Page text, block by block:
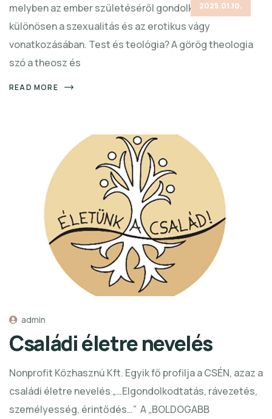
melyben az ember születéséről gondolkodik,
különösen a szexualitás és az erotikus vágy
vonatkozásában. Test és teológia? A görög theologia
szó a theosz és
READ MORE
2025.01.10.
admin
Családi életre nevelés
Nonprofit Közhasznú Kft. Egyik fő profilja a CSÉN, azaz a
családi életre nevelés „…Elgondolkodtatás, rávezetés,
személyesség, érintődés…” A „BOLDOGABB